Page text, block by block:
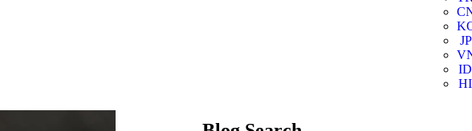
JP
ID
HI